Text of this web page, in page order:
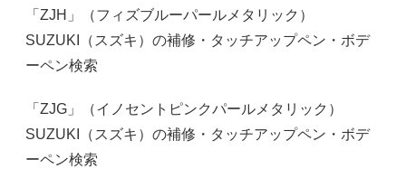
「ZJH」（フィズブルーパールメタリック）
SUZUKI（スズキ）の補修・タッチアップペン・ボデ
ーペン検索
「ZJG」（イノセントピンクパールメタリック）
SUZUKI（スズキ）の補修・タッチアップペン・ボデ
ーペン検索